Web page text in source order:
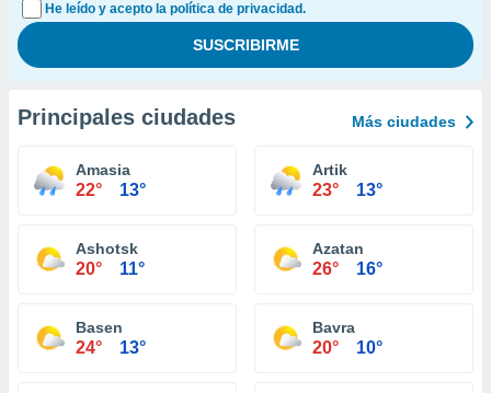
He leído y acepto la política de privacidad.
Principales ciudades Más ciudades
Amasia
22° 13°
Artik
23° 13°
Ashotsk
20° 11°
Azatan
26° 16°
Basen
24° 13°
Bavra
20° 10°